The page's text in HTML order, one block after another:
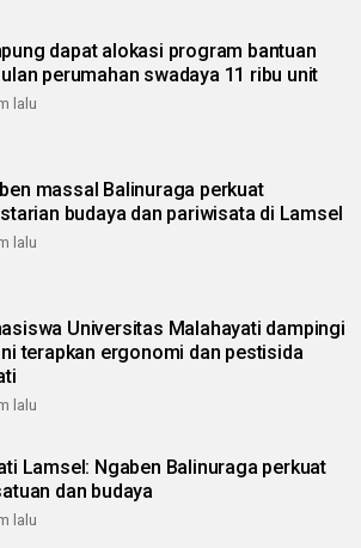
dapat alokasi program bantuan
perumahan swadaya 11 ribu unit
lalu
massal Balinuraga perkuat
budaya dan pariwisata di Lamsel
lalu
Universitas Malahayati dampingi
terapkan ergonomi dan pestisida
lalu
Lamsel: Ngaben Balinuraga perkuat
dan budaya
lalu